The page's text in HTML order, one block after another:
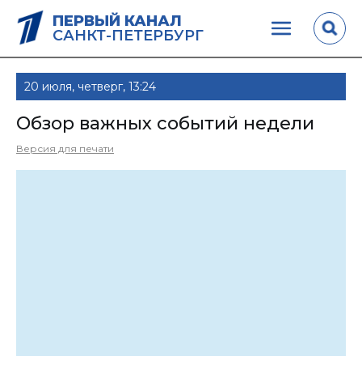
ПЕРВЫЙ КАНАЛ
САНКТ-ПЕТЕРБУРГ
20 июля, четверг, 13:24
Обзор важных событий недели
Версия для печати